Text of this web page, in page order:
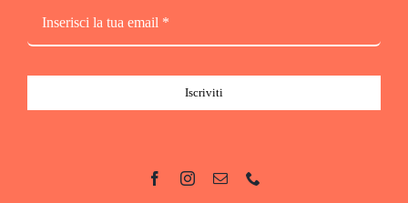
Iscriviti